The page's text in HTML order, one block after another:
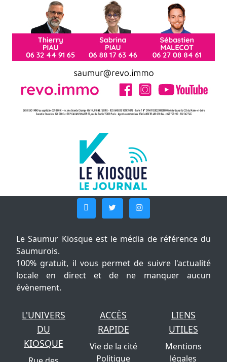
Le Saumur Kiosque est le média de référence du
Saumurois.
100% gratuit, il vous permet de suivre l'actualité
locale en direct et de ne manquer aucun
évènement.
L'UNIVERS
DU
KIOSQUE
ACCÈS
RAPIDE
Vie de la cité
Politique
LIENS
UTILES
Mentions
légales